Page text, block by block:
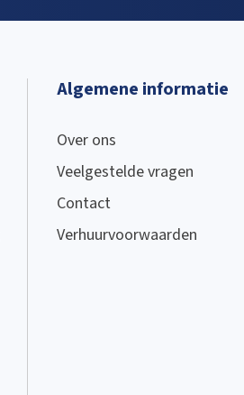
Algemene informatie
Over ons
Veelgestelde vragen
Contact
Verhuurvoorwaarden